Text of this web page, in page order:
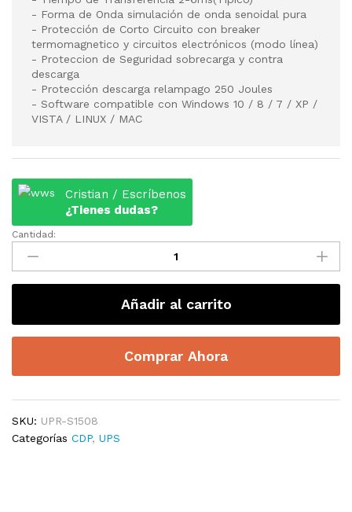
- Forma de Onda simulación de onda senoidal pura
- Protección de Corto Circuito con breaker
termomagnetico y circuitos electrónicos (modo línea)
- Proteccion de Seguridad sobrecarga y contra
descarga
- Protección descarga relampago 250 Joules
- Software compatible con Windows 10 / 8 / 7 / XP /
VISTA / LINUX / MAC
Cristian / Escríbenos
¿Tienes dudas?
UPS
CDP
UPR-
S1508
1500VA
1050W
TOMAS
LCD
quantity
Cantidad:
Añadir al carrito
Comprar Ahora
SKU: UPR-S1508
Categorías CDP, UPS